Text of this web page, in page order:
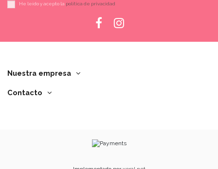
He leído y acepto la política de privacidad
Nuestra empresa
Contacto